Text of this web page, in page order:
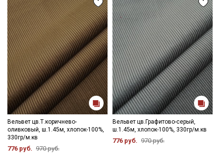
Вельвет цв.Т.коричнево-
оливковый, ш.1.45м, хлопок-100%,
330гр/м.кв
776 руб. 970 руб.
Вельвет цв.Графитово-серый,
ш.1.45м, хлопок-100%, 330гр/м.кв
776 руб. 970 руб.
Секретная рассылка от Купава
Мы публикуем здесь дополнительные
промокоды и скидки до 30% на узкие
категории тканей
Электронная почта